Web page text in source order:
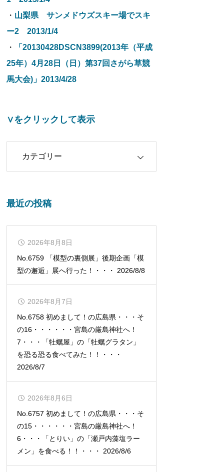
・ 山梨県 サンメドウズスキー場でスキ
ー2 2013/1/4
・
「20130428DSCN3899(2013年（平成
25年）4月28日（日）第37回さがら草競
馬大会)」2013/4/28
∨をクリックして表示
最近の投稿
No.6759 「模型の裏側展」後期企画「模
型の邂逅」展へ行った！・・・ 2026/8/8
2026年8月8日
No.6758 初めまして！の広島県・・・そ
の16・・・・・・宮島の厳島神社へ！
7・・・「牡蠣屋」の「牡蠣グラタン」
を恐る恐る食べてみた！！・・・
2026/8/7
2026年8月7日
No.6757 初めまして！の広島県・・・そ
の15・・・・・・宮島の厳島神社へ！
6・・・「とりい」の「瀬戸内藻塩ラー
メン」を食べる！！・・・ 2026/8/6
2026年8月6日